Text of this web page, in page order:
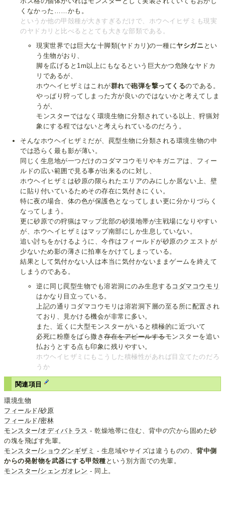
くなかった……かも。
というか他の甲殻種が大きすぎるだけで、ホウヘイヒザミも現実
のヤドカリと比べるととても大きな部類である。
現実世界では巨大な十脚類(ヤドカリ)の一種に ヤシガニ とい
う生物がおり、
脚を広げると1m以上にもなるという巨大かつ危険なヤドカ
リであるが、
ホウヘイヒザミはこれが群れで砲弾を撃ってくるのである。
やっぱり狩ってしまった方が良いのではないかと考えてしま
うが、
モンスターではなく環境生物に分類されている以上、狩猟対
象にする程ではないと考えられているのだろう。
そんなホウヘイヒザミだが、罠型生物に分類される環境生物の中
では恐らく最も影が薄い。
同じく生息地が一つだけのコダマコウモリやキガニアは、フィー
ルドの広い範囲で見る事が出来るのに対し、
ホウヘイヒザミは砂原の限られたエリアのみにしか居ない上、壁
に貼り付いているためその存在に気付きにくい。
特に夜の場合、体の色が保護色となってしまい更に分かりづらく
なってしまう。
更に砂原での狩猟はマップ北部の砂漠地帯が主戦場になりやすい
が、ホウヘイヒザミはマップ南部にしか生息していない。
追い討ちをかけるように、今作はフィールドが砂原のクエストが
少ないため影の薄さに拍車をかけてしまっている。
結果として気付かない人は本当に気付かないままゲームを終えて
しまうのである。
逆に同じ罠型生物でも溶岩洞にのみ生息する コダマコウモリ
はかなり目立っている。
上記の通りコダマコウモリは溶岩洞下層の至る所に配置され
ており、見かける機会が非常に多い。
また、近くに大型モンスターがいると積極的に近づいて
必死に粉塵をばら撒き存在をアピールするモンスターを追い
払おうとする点も印象に残りやすい。
ホウヘイヒザミにもこうした積極性があれば目立てたのだろ
うか
関連項目
環境生物
フィールド/砂原
フィールド/密林
モンスター/オディバトラス - 乾燥地帯に住む、背中の穴から固めた砂
の塊を飛ばす先輩。
モンスター/ショウグンギザミ - 生息域やサイズは違うものの、背中側
からの発射物を武器にする甲殻種 という別方面での先輩。
モンスター/シェンガオレン - 同上。